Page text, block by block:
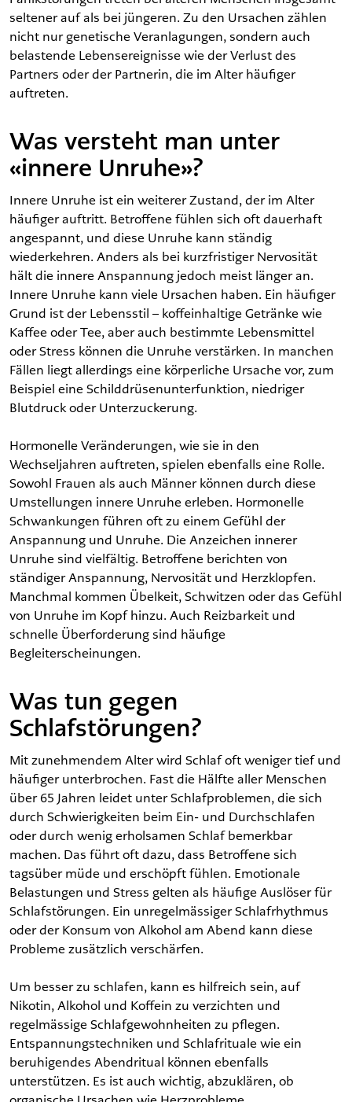
seltener auf als bei jüngeren. Zu den Ursachen zählen
nicht nur genetische Veranlagungen, sondern auch
belastende Lebensereignisse wie der Verlust des
Partners oder der Partnerin, die im Alter häufiger
auftreten.
Was versteht man unter
«innere Unruhe»?
Innere Unruhe ist ein weiterer Zustand, der im Alter
häufiger auftritt. Betroffene fühlen sich oft dauerhaft
angespannt, und diese Unruhe kann ständig
wiederkehren. Anders als bei kurzfristiger Nervosität
hält die innere Anspannung jedoch meist länger an.
Innere Unruhe kann viele Ursachen haben. Ein häufiger
Grund ist der Lebensstil – koffeinhaltige Getränke wie
Kaffee oder Tee, aber auch bestimmte Lebensmittel
oder Stress können die Unruhe verstärken. In manchen
Fällen liegt allerdings eine körperliche Ursache vor, zum
Beispiel eine Schilddrüsenunterfunktion, niedriger
Blutdruck oder Unterzuckerung.
Hormonelle Veränderungen, wie sie in den
Wechseljahren auftreten, spielen ebenfalls eine Rolle.
Sowohl Frauen als auch Männer können durch diese
Umstellungen innere Unruhe erleben. Hormonelle
Schwankungen führen oft zu einem Gefühl der
Anspannung und Unruhe. Die Anzeichen innerer
Unruhe sind vielfältig. Betroffene berichten von
ständiger Anspannung, Nervosität und Herzklopfen.
Manchmal kommen Übelkeit, Schwitzen oder das Gefühl
von Unruhe im Kopf hinzu. Auch Reizbarkeit und
schnelle Überforderung sind häufige
Begleiterscheinungen.
Was tun gegen
Schlafstörungen?
Mit zunehmendem Alter wird Schlaf oft weniger tief und
häufiger unterbrochen. Fast die Hälfte aller Menschen
über 65 Jahren leidet unter Schlafproblemen, die sich
durch Schwierigkeiten beim Ein- und Durchschlafen
oder durch wenig erholsamen Schlaf bemerkbar
machen. Das führt oft dazu, dass Betroffene sich
tagsüber müde und erschöpft fühlen. Emotionale
Belastungen und Stress gelten als häufige Auslöser für
Schlafstörungen. Ein unregelmässiger Schlafrhythmus
oder der Konsum von Alkohol am Abend kann diese
Probleme zusätzlich verschärfen.
Um besser zu schlafen, kann es hilfreich sein, auf
Nikotin, Alkohol und Koffein zu verzichten und
regelmässige Schlafgewohnheiten zu pflegen.
Entspannungstechniken und Schlafrituale wie ein
beruhigendes Abendritual können ebenfalls
unterstützen. Es ist auch wichtig, abzuklären, ob